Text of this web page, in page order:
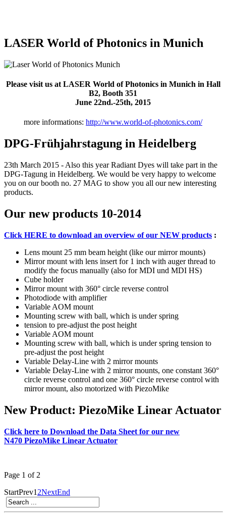
LASER World of Photonics in Munich
Please visit us at LASER World of Photonics in Munich in Hall
B2, Booth 351
June 22nd.-25th, 2015
more informations: http://www.world-of-photonics.com/
DPG-Frühjahrstagung in Heidelberg
23th March 2015 - Also this year Radiant Dyes will take part in the
DPG-Tagung in Heidelberg. We would be very happy to welcome
you on our booth no. 27 MAG to show you all our new interesting
products.
Our new products 10-2014
Click HERE to download an overview of our NEW products :
Lens mount 25 mm beam height (like our mirror mounts)
Mirror mount with lens insert for 1 inch with auger thread to
modify the focus manually (also for MDI und MDI HS)
Cube holder
Mirror mount with 360° circle reverse control
Photodiode with amplifier
Variable AOM mount
Mounting screw with ball, which is under spring
tension to pre-adjust the post height
Variable AOM mount
Mounting screw with ball, which is under spring tension to
pre-adjust the post height
Variable Delay-Line with 2 mirror mounts
Variable Delay-Line with 2 mirror mounts, one constant 360°
circle reverse control and one 360° circle reverse control with
mirror mount, also motorized with PiezoMike
New Product: PiezoMike Linear Actuator
Click here to Download the Data Sheet for our new
N470 PiezoMike Linear Actuator
Page 1 of 2
StartPrev1 2NextEnd